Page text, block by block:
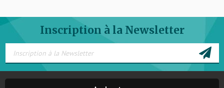
Inscription à la Newsletter